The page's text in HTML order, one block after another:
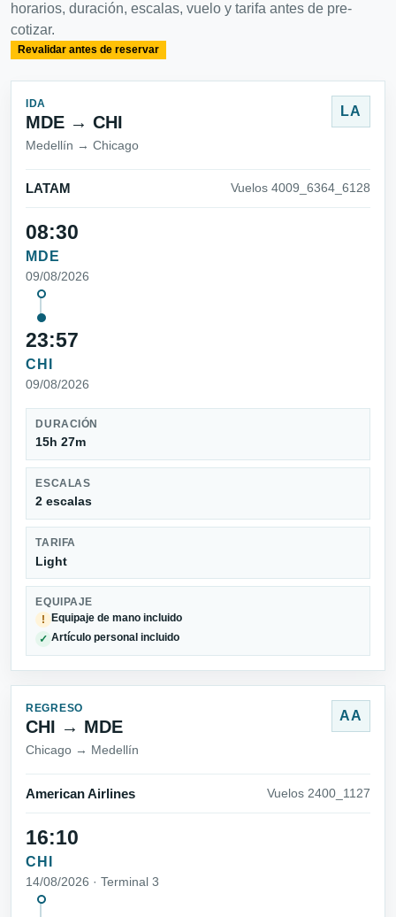
horarios, duración, escalas, vuelo y tarifa antes de pre-
cotizar.
Revalidar antes de reservar
IDA
MDE → CHI
Medellín → Chicago
LA
LATAM Vuelos 4009_6364_6128
08:30
MDE
09/08/2026
23:57
CHI
09/08/2026
DURACIÓN
15h 27m
ESCALAS
2 escalas
TARIFA
Light
EQUIPAJE
!
Equipaje de mano incluido
✓ Artículo personal incluido
REGRESO
CHI → MDE
Chicago → Medellín
AA
American Airlines Vuelos 2400_1127
16:10
CHI
14/08/2026 · Terminal 3